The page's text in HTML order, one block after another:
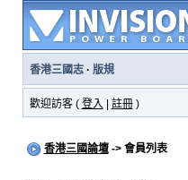
香港三國志· 版規
歡迎訪客 ( 登入 註冊)
香港三國論壇-> 會員列表